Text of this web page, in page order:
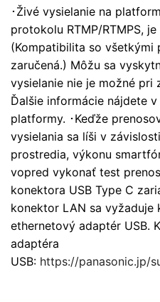
･Živé vysielanie na
protokolu RTMP/RTMPS,
(Kompatibilita so všetkými
zaručená.) Môžu sa
vysielanie nie je možné pri
Ďalšie informácie nájdete
platformy. ･Keďže
vysielania sa líši v
prostredia, výkonu
vopred vykonať test
konektora USB Type C
konektor LAN sa vyžaduje
ethernetový adaptér USB.
adaptéra
USB: https://panasonic.jp/